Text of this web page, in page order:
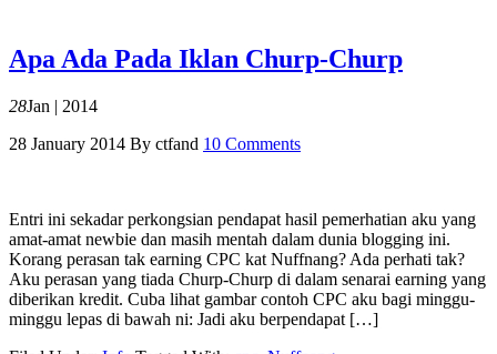
Apa Ada Pada Iklan Churp-Churp
28Jan | 2014
28 January 2014 By ctfand 10 Comments
Entri ini sekadar perkongsian pendapat hasil pemerhatian aku yang
amat-amat newbie dan masih mentah dalam dunia blogging ini.
Korang perasan tak earning CPC kat Nuffnang? Ada perhati tak?
Aku perasan yang tiada Churp-Churp di dalam senarai earning yang
diberikan kredit. Cuba lihat gambar contoh CPC aku bagi minggu-
minggu lepas di bawah ni: Jadi aku berpendapat […]